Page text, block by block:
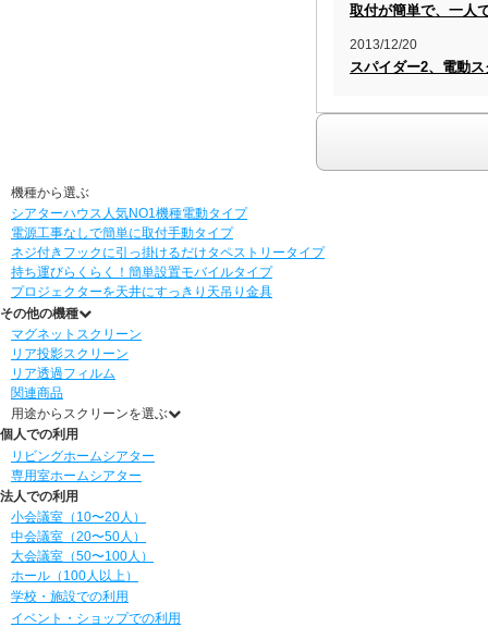
取付が簡単で、一人
2013/12/20
スパイダー2、電動
機種から選ぶ
シアターハウス人気NO1機種電動タイプ
電源工事なしで簡単に取付手動タイプ
ネジ付きフックに引っ掛けるだけタペストリータイプ
持ち運びらくらく！簡単設置モバイルタイプ
プロジェクターを天井にすっきり 天吊り金具
その他の機種
マグネットスクリーン
リア投影スクリーン
リア透過フィルム
関連商品
用途からスクリーンを選ぶ
個人での利用
リビングホームシアター
専用室ホームシアター
法人での利用
小会議室（10〜20人）
中会議室（20〜50人）
大会議室（50〜100人）
ホール（100人以上）
学校・施設での利用
イベント・ショップでの利用